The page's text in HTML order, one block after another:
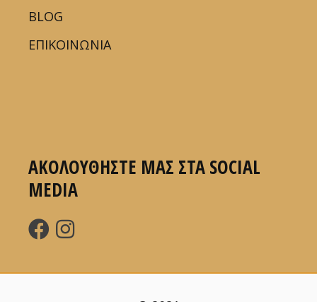
BLOG
ΕΠΙΚΟΙΝΩΝΙΑ
ΑΚΟΛΟΥΘΗΣΤΕ ΜΑΣ ΣΤΑ SOCIAL
MEDIA